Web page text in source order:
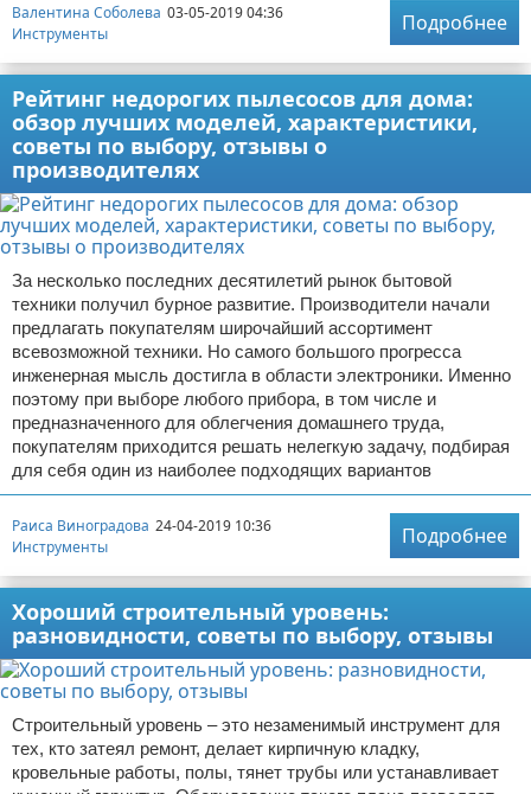
Валентина Соболева 03-05-2019 04:36
Инструменты
Подробнее
Рейтинг недорогих пылесосов для дома:
обзор лучших моделей, характеристики,
советы по выбору, отзывы о
производителях
За несколько последних десятилетий рынок бытовой
техники получил бурное развитие. Производители начали
предлагать покупателям широчайший ассортимент
всевозможной техники. Но самого большого прогресса
инженерная мысль достигла в области электроники. Именно
поэтому при выборе любого прибора, в том числе и
предназначенного для облегчения домашнего труда,
покупателям приходится решать нелегкую задачу, подбирая
для себя один из наиболее подходящих вариантов
Раиса Виноградова 24-04-2019 10:36
Инструменты
Подробнее
Хороший строительный уровень:
разновидности, советы по выбору, отзывы
Строительный уровень – это незаменимый инструмент для
тех, кто затеял ремонт, делает кирпичную кладку,
кровельные работы, полы, тянет трубы или устанавливает